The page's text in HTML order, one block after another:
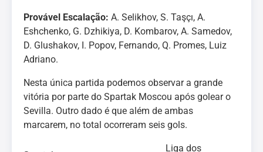
Provável Escalação: A. Selikhov, S. Taşçı, A.
Eshchenko, G. Dzhikiya, D. Kombarov, A. Samedov,
D. Glushakov, I. Popov, Fernando, Q. Promes, Luiz
Adriano.
Nesta única partida podemos observar a grande
vitória por parte do Spartak Moscou após golear o
Sevilla. Outro dado é que além de ambas
marcarem, no total ocorreram seis gols.
Liga dos